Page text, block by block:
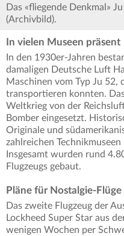
Das «fliegende Denkmal»
(Archivbild).
In vielen Museen präsent
In den 1930er-Jahren
damaligen Deutsche Luft
Maschinen vom Typ Ju 52,
transportieren konnten.
Weltkrieg von der
Bomber eingesetzt.
Originale und
zahlreichen
Insgesamt wurden rund
Flugzeugs gebaut.
Pläne für Nostalgie-Flüge
Das zweite Flugzeug der
Lockheed Super Star aus
wenigen Wochen per